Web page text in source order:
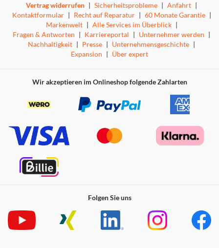
Vertrag widerrufen | Sicherheitsprobleme | Anfahrt |
Kontaktformular | Recht auf Reparatur | 60 Monate Garantie |
Markenwelt | Alle Services im Überblick |
Fragen & Antworten | Karriereportal | Unternehmer werden |
Nachhaltigkeit | Presse | Unternehmensgeschichte |
Expansion | Über expert
Wir akzeptieren im Onlineshop folgende Zahlarten
Folgen Sie uns